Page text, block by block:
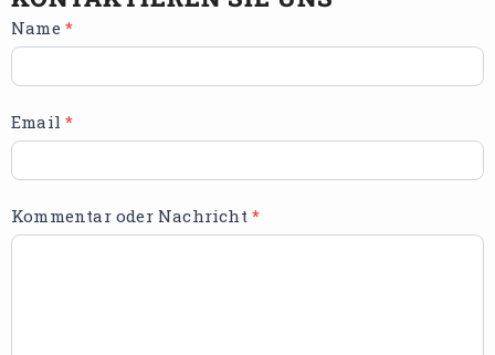
K
o
t
k
t
Name *
Email*
Kommentar oder Nachricht *